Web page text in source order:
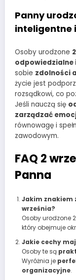
Panny
inteligentne
Osoby urodzone
sobie zdolności
życie jest
rozsądkowi, co
Jeśli nauczą się
zarządzać
równowagę i
zawodowym.
FAQ 2
Panna
Jakim znakiem
września?
Osoby urodzone
który obejmuje
Jakie cechy
Osoby te są
Wyróżnia je
organizacyjne.